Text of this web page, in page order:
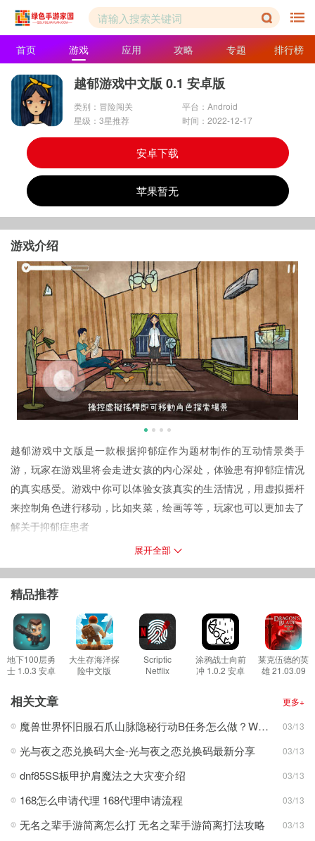
首页 游戏 应用 攻略 专题 排行榜
越郁游戏中文版 0.1 安卓版
类别：冒险闯关
平台：Android
星级：3星推荐
时间：2022-12-17
安卓下载
苹果暂无
游戏介绍
越郁游戏中文版是一款根据抑郁症作为题材制作的互动情景类手
游，玩家在游戏里将会走进女孩的内心深处，体验患有抑郁症情况
的真实感受。游戏中你可以体验女孩真实的生活情况，用虚拟摇杆
来控制角色进行移动，比如夹菜，绘画等等，玩家也可以更加去了
解关于抑郁症患者
不同的事物后，都或多或少给自己的心理带来影响。在本作中，玩
家将会体验到真实的抑郁症患者朋友的生活
游戏特色
1.真实的抑郁症患者题材游戏，通过游戏，玩家可以游戏了解到关于
抑郁症患者的点点滴滴
2.采用了情景互动的游戏方式，操控角色进行移动，你可以对房屋进
行探索，同时还可以写下日记
点滴滴
游戏亮点
1.游戏里有着压抑的氛围，关于抑郁症很多朋友或许都不怎么了解，
觉得对方只是心情不好
属于自己的感动
展开全部
精品推荐
地下100层勇
士 1.0.3 安卓
大生存海洋探
险中文版
Scriptic
Netflix
涂鸦战士向前
冲 1.0.2 安卓
莱克伍德的英
雄 21.03.09
相关文章 更多+
魔兽世界怀旧服石爪山脉隐秘行动B任务怎么做？WOW怀旧服风险投资公司函件在哪儿？ 03/13
光与夜之恋兑换码大全-光与夜之恋兑换码最新分享 03/13
dnf85SS板甲护肩魔法之大灾变介绍 03/13
168怎么申请代理 168代理申请流程 03/13
无名之辈手游简离怎么打 无名之辈手游简离打法攻略 03/13